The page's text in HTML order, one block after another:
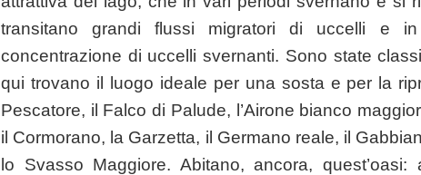
transitano grandi flussi migratori di uccelli e
concentrazione di uccelli svernanti. Sono state
qui trovano il luogo ideale per una sosta e per la
Pescatore, il Falco di Palude, l’Airone bianco
il Cormorano, la Garzetta, il Germano reale, il
lo Svasso Maggiore. Abitano, ancora, quest’oasi: